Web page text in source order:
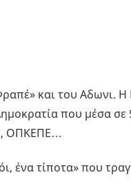
και του Αδωνι.
που μέσα σε
ΟΠΚΕΠΕ…
ένα τίποτα» που